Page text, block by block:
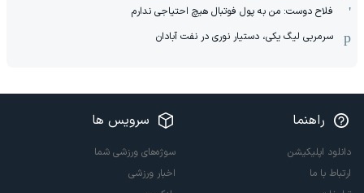
فلاح دوست: من به پول فوتبال هیچ احتیاجی ندارم
سرمربی لیگ یکی، دستیار نوری در نفت آبادان
راهنما
دانلود اپلیکیشن
ارتباط با ما
سرویس ها
سوژه‌های ورزشی شما
اخبار ورزشی